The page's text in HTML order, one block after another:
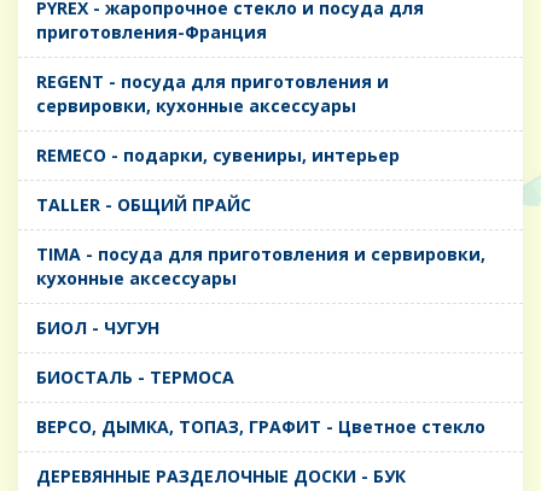
PYREX - жаропрочное стекло и посуда для
приготовления-Франция
REGENT - посуда для приготовления и
сервировки, кухонные аксессуары
REMECO - подарки, сувениры, интерьер
TALLER - ОБЩИЙ ПРАЙС
TIMA - посуда для приготовления и сервировки,
кухонные аксессуары
БИОЛ - ЧУГУН
БИОСТАЛЬ - ТЕРМОСА
ВЕРСО, ДЫМКА, ТОПАЗ, ГРАФИТ - Цветное стекло
ДЕРЕВЯННЫЕ РАЗДЕЛОЧНЫЕ ДОСКИ - БУК